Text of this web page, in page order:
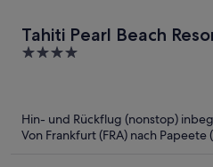
Tahiti Pearl Beach
4
Hin- und Rückflug (nonstop)
Von Frankfurt (FRA) nach Papeete